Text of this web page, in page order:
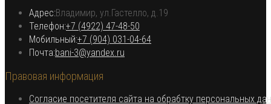
Адрес:Владимир, ул.Гастелло, д.19
Телефон:+7 (4922) 47-48-50
Мобильный:+7 (904) 031-04-64Откроется
Почта:bani-3@yandex.ru
приложении
Правовая информация
Согласие посетителя сайта на обрабтку персональных